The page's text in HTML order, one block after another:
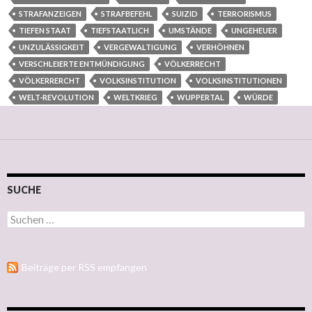
STRAFANZEIGEN
STRAFBEFEHL SUIZID
TERRORISMUS
TIEFEN STAAT
TIEFSTAATLICH UMSTÄNDE
UNGEHEUER
UNZULÄSSIGKEIT
VERGEWALTIGUNG
VERHÖHNEN
VERSCHLEIERTE ENTMÜNDIGUNG
VÖLKERRECHT
VÖLKERRERCHT
VOLKSINSTITUTION
VOLKSINSTITUTIONEN
WELT-REVOLUTION
WELTKRIEG WUPPERTAL WÜRDE
SUCHE
Suchen nach:
Beiträge per RSS empfangen